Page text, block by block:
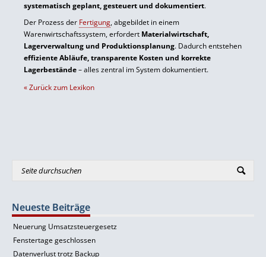
systematisch geplant, gesteuert und dokumentiert.
Der Prozess der Fertigung, abgebildet in einem
Warenwirtschaftssystem, erfordert Materialwirtschaft,
Lagerverwaltung und Produktionsplanung. Dadurch entstehen
effiziente Abläufe, transparente Kosten und korrekte
Lagerbestände– alles zentral im System dokumentiert.
« Zurück zum Lexikon
Neueste Beiträge
Neuerung Umsatzsteuergesetz
Fenstertage geschlossen
Datenverlust trotz Backup